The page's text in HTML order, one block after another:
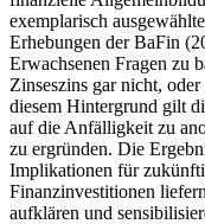
exemplarisch
Erhebungen der BaFin
Erwachsenen Fragen zu
Zinseszins gar nicht,
diesem Hintergrund gilt
auf die Anfälligkeit zu
zu ergründen. Die
Implikationen für
Finanzinvestitionen
aufklären und